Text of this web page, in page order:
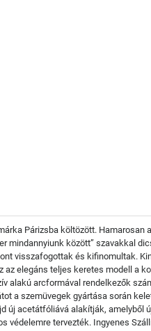
Párizsba költözött. Hamarosan
mindannyiunk között” szavakkal
visszafogottak és kifinomultak.
az elegáns teljes keretes modell a
alakú arcformával rendelkezők
a szemüvegek gyártása során
új acetátfóliává alakítják, amelyből
védelemre tervezték. Ingyenes